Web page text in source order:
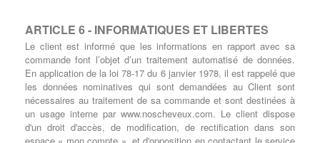
ARTICLE 6 - INFORMATIQUES ET LIBERTES
Le client est informé que les informations en rapport avec sa
commande font l’objet d’un traitement automatisé de données.
En application de la loi 78-17 du 6 janvier 1978, il est rappelé que
les données nominatives qui sont demandées au Client sont
nécessaires au traitement de sa commande et sont destinées à
un usage interne par www.noscheveux.com. Le client dispose
d'un droit d'accès, de modification, de rectification dans son